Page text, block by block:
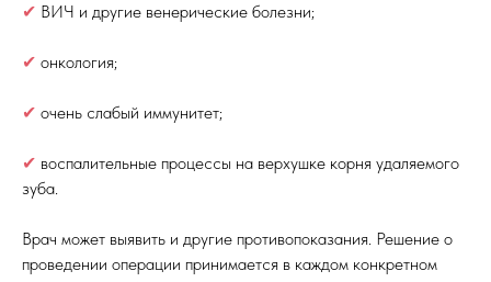
✔ ВИЧ и другие венерические болезни;
✔ онкология;
✔ очень слабый иммунитет;
✔ воспалительные процессы на верхушке корня удаляемого
зуба.
Врач может выявить и другие противопоказания. Решение о
проведении операции принимается в каждом конкретном